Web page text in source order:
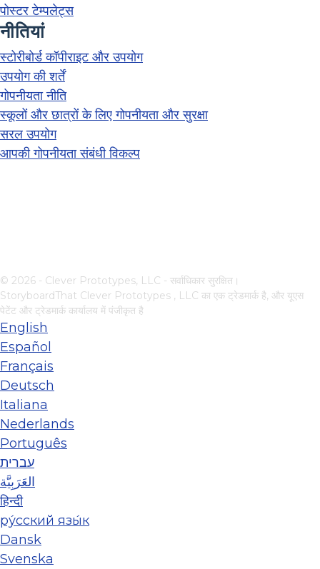
पोस्टर टेम्पलेट्स
नीतियां
स्टोरीबोर्ड कॉपीराइट और उपयोग
उपयोग की शर्तें
गोपनीयता नीति
स्कूलों और छात्रों के लिए गोपनीयता और सुरक्षा
सरल उपयोग
आपकी गोपनीयता संबंधी विकल्प
© 2026 - Clever Prototypes, LLC - सर्वाधिकार सुरक्षित।
StoryboardThat Clever Prototypes , LLC का एक ट्रेडमार्क है, और यूएस
पेटेंट और ट्रेडमार्क कार्यालय में पंजीकृत है
English
Español
Français
Deutsch
Italiana
Nederlands
Português
עברית
العَرَبِيَّة
हिन्दी
ру́сский язы́к
Dansk
Svenska